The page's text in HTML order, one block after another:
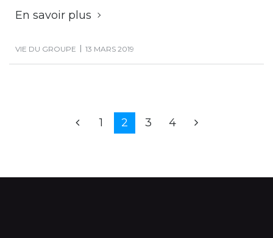
En savoir plus
VIE DU GROUPE 13 MARS 2019
1 2 3 4